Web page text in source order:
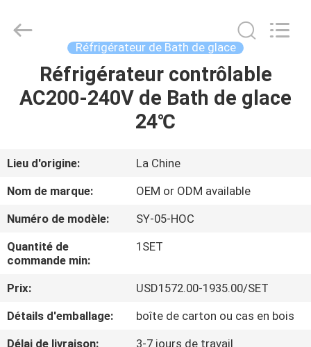
MAISON
AU
SUJET
DE
VISITE
Syochi
Electronics
Réfrigérateur de Bath de glace
Réfrigérateur contrôlable
AC200-240V de Bath de glace
24℃
Lieu d'origine:
La Chine
Nom de marque:
OEM or ODM available
Numéro de modèle:
SY-05-HOC
Quantité de
commande min:
1SET
Prix:
USD1572.00-1935.00/SET
Détails d'emballage:
boîte de carton ou cas en bois
Délai de livraison:
3-7 jours de travail